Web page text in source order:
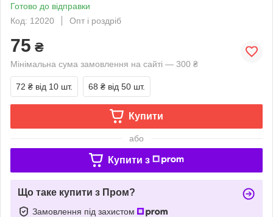
Готово до відправки
Код: 12020
Опт і роздріб
75 ₴
Мінімальна сума замовлення на сайті — 300 ₴
72 ₴ від 10 шт. 68 ₴ від 50 шт.
Купити
або
Купити з
Що таке купити з Пром?
Замовлення під захистом